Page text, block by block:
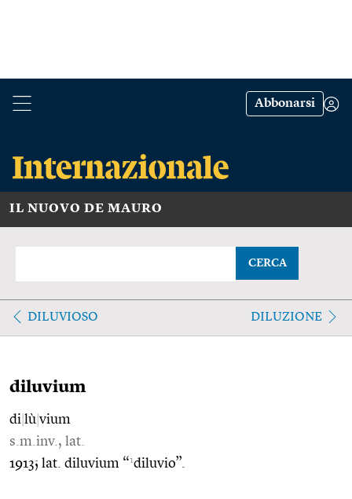
Abbonarsi
IL NUOVO DE MAURO
CERCA
DILUVIOSO DILUZIONE
diluvium
di lù vium
s.m.inv., lat.
1913; lat. diluvium “1diluvio”.